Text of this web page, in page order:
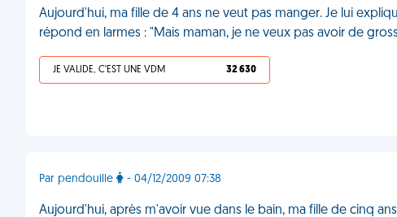
Aujourd'hui, ma fille de 4 ans ne veut pas manger. Je lui
répond en larmes : "Mais maman, je ne veux pas avoir de
JE VALIDE, C'EST UNE VDM 32 630
Par pendouille - 04/12/2009 07:38
Aujourd'hui, après m'avoir vue dans le bain, ma fille de cinq